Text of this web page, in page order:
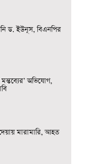
ড. ইউনূস, বিএনপির
অভিযোগ,
মারামারি, আহত